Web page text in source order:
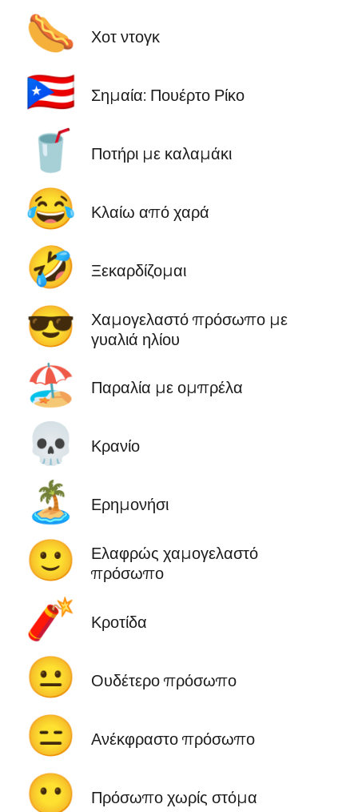
🌭 Χοτ ντογκ
🇵🇷 Σημαία: Πουέρτο Ρίκο
🥤 Ποτήρι με καλαμάκι
😂 Κλαίω από χαρά
🤣 Ξεκαρδίζομαι
😎
Χαμογελαστό πρόσωπο με
γυαλιά ηλίου
🏖️ Παραλία με ομπρέλα
💀 Κρανίο
🏝️ Ερημονήσι
🙂
Ελαφρώς χαμογελαστό
πρόσωπο
🧨 Κροτίδα
😐 Ουδέτερο πρόσωπο
😑 Ανέκφραστο πρόσωπο
😶 Πρόσωπο χωρίς στόμα